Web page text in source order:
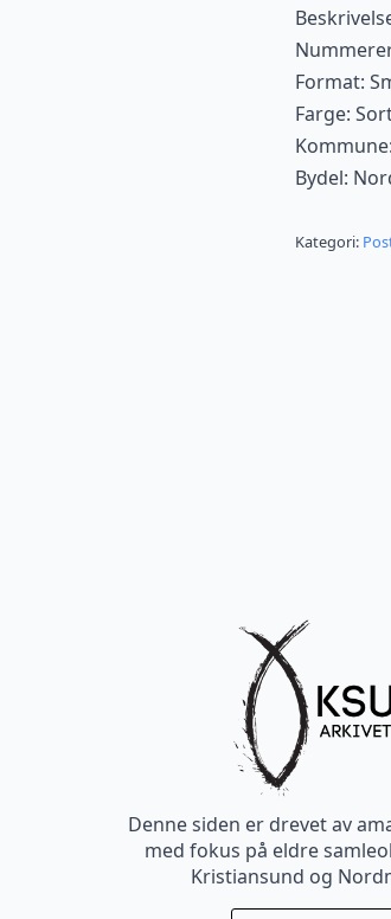
Format:
Farge:
Bydel:
Kategori:
Denne siden er drevet av
med fokus på eldre
Kristiansund og